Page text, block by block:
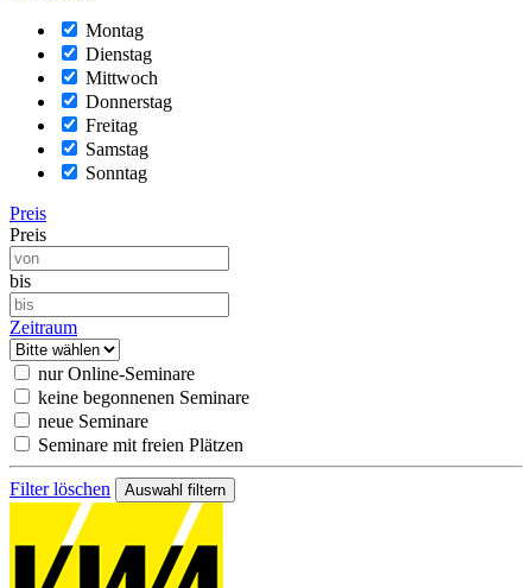
Montag
Dienstag
Mittwoch
Donnerstag
Freitag
Samstag
Sonntag
Preis
Preis
bis
Zeitraum
nur Online-Seminare
keine begonnenen Seminare
neue Seminare
Seminare mit freien Plätzen
Filter löschen